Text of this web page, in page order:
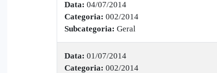
Data: 04/07/2014
Categoria: 002/2014
Subcategoria: Geral
Data: 01/07/2014
Categoria: 002/2014